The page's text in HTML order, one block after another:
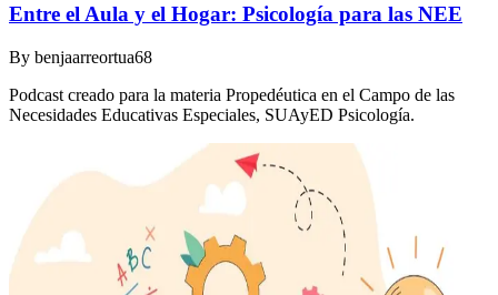
Entre el Aula y el Hogar: Psicología para las NEE
By benjaarreortua68
Podcast creado para la materia Propedéutica en el Campo de las
Necesidades Educativas Especiales, SUAyED Psicología.